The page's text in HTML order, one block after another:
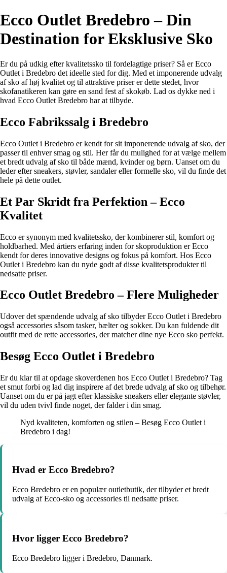
Ecco Outlet Bredebro – Din
Destination for Eksklusive Sko
Er du på udkig efter kvalitetssko til fordelagtige priser? Så er Ecco
Outlet i Bredebro det ideelle sted for dig. Med et imponerende udvalg
af sko af høj kvalitet og til attraktive priser er dette stedet, hvor
skofanatikeren kan gøre en sand fest af skokøb. Lad os dykke ned i
hvad Ecco Outlet Bredebro har at tilbyde.
Ecco Fabrikssalg i Bredebro
Ecco Outlet i Bredebro er kendt for sit imponerende udvalg af sko, der
passer til enhver smag og stil. Her får du mulighed for at vælge mellem
et bredt udvalg af sko til både mænd, kvinder og børn. Uanset om du
leder efter sneakers, støvler, sandaler eller formelle sko, vil du finde det
hele på dette outlet.
Et Par Skridt fra Perfektion – Ecco
Kvalitet
Ecco er synonym med kvalitetssko, der kombinerer stil, komfort og
holdbarhed. Med årtiers erfaring inden for skoproduktion er Ecco
kendt for deres innovative designs og fokus på komfort. Hos Ecco
Outlet i Bredebro kan du nyde godt af disse kvalitetsprodukter til
nedsatte priser.
Ecco Outlet Bredebro – Flere Muligheder
Udover det spændende udvalg af sko tilbyder Ecco Outlet i Bredebro
også accessories såsom tasker, bælter og sokker. Du kan fuldende dit
outfit med de rette accessories, der matcher dine nye Ecco sko perfekt.
Besøg Ecco Outlet i Bredebro
Er du klar til at opdage skoverdenen hos Ecco Outlet i Bredebro? Tag
et smut forbi og lad dig inspirere af det brede udvalg af sko og tilbehør.
Uanset om du er på jagt efter klassiske sneakers eller elegante støvler,
vil du uden tvivl finde noget, der falder i din smag.
Nyd kvaliteten, komforten og stilen – Besøg Ecco Outlet i
Bredebro i dag!
Hvad er Ecco Bredebro?
Ecco Bredebro er en populær outletbutik, der tilbyder et bredt
udvalg af Ecco-sko og accessories til nedsatte priser.
Hvor ligger Ecco Bredebro?
Ecco Bredebro ligger i Bredebro, Danmark.